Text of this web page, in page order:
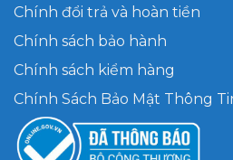
Chính đổi trả và hoàn tiền
Chính sách bảo hành
Chính sách kiểm hàng
Chính Sách Bảo Mật Thông